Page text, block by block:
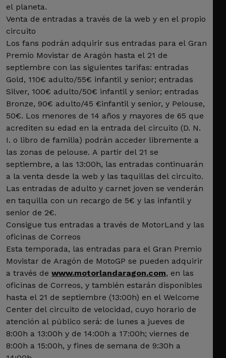
el planeta.
Venta de entradas a través de la web y en el propio
circuito
Los fans podrán adquirir sus entradas para el Gran
Premio Movistar de Aragón hasta el 21 de
septiembre con las siguientes tarifas: entradas
Gold, 110€ adulto/55€ infantil y senior; entradas
Silver, 100€ adulto/50€ infantil y senior; entradas
Bronze, 90€ adulto/45 €infantil y senior, y Pelouse,
50€. Los menores de 14 años y mayores de 65 que
acrediten su edad en la entrada del circuito (D. N.
I. o libro de familia) podrán acceder libremente a
las zonas de pelouse. A partir del 21 se
septiembre, a las 13:00h, las entradas continuarán
a la venta desde la web y las taquillas del circuito.
Las entradas de adulto y carnet joven se venderán
en taquilla con un recargo de 5€ y las infantil y
senior de 2€.
Consigue tus entradas a través de MotorLand y las
oficinas de Correos
Esta temporada, las entradas para el Gran Premio
Movistar de Aragón de MotoGP se pueden adquirir
a través de www.motorlandaragon.com, en las
oficinas de Correos, y también estarán disponibles
hasta el 21 de septiembre (13:00h) en el Welcome
Center del circuito de velocidad, cuyo horario de
atención al público será: de lunes a jueves de
8:00h a 13:00h y de 14:00h a 17:00h; viernes de
8:00h a 15:00h, y fines de semana de 9:30h a